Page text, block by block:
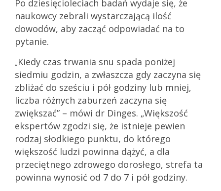
Po dziesięcioleciach badań wydaje się, że
naukowcy zebrali wystarczającą ilość
dowodów, aby zacząć odpowiadać na to
pytanie.
„Kiedy czas trwania snu spada poniżej
siedmiu godzin, a zwłaszcza gdy zaczyna się
zbliżać do sześciu i pół godziny lub mniej,
liczba różnych zaburzeń zaczyna się
zwiększać” – mówi dr Dinges. „Większość
ekspertów zgodzi się, że istnieje pewien
rodzaj słodkiego punktu, do którego
większość ludzi powinna dążyć, a dla
przeciętnego zdrowego dorosłego, strefa ta
powinna wynosić od 7 do 7 i pół godziny.